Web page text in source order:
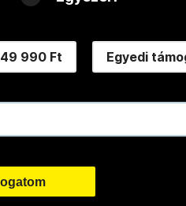
49 990 Ft Egyedi